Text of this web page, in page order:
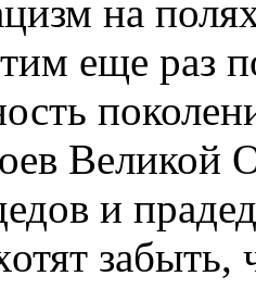
на
еще раз
Великой
и